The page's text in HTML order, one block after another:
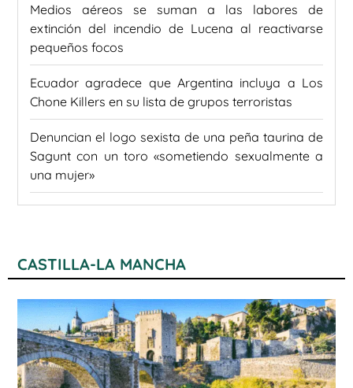
Medios aéreos se suman a las labores de
extinción del incendio de Lucena al reactivarse
pequeños focos
Ecuador agradece que Argentina incluya a Los
Chone Killers en su lista de grupos terroristas
Denuncian el logo sexista de una peña taurina de
Sagunt con un toro «sometiendo sexualmente a
una mujer»
CASTILLA-LA MANCHA